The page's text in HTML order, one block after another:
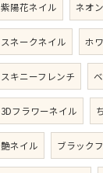
紫陽花ネイル ネオ
スネークネイル ホ
スキニーフレンチ
3Dフラワーネイル
艶ネイル ブラック